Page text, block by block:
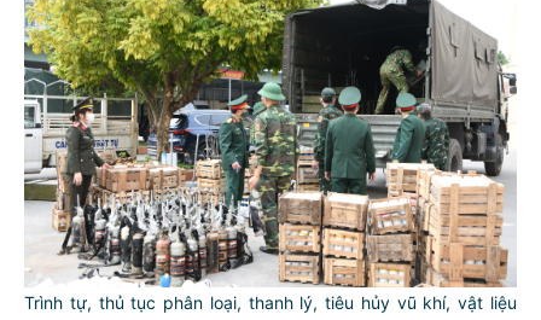
Trình tự, thủ tục phân loại, thanh lý, tiêu hủy vũ khí, vật liệu